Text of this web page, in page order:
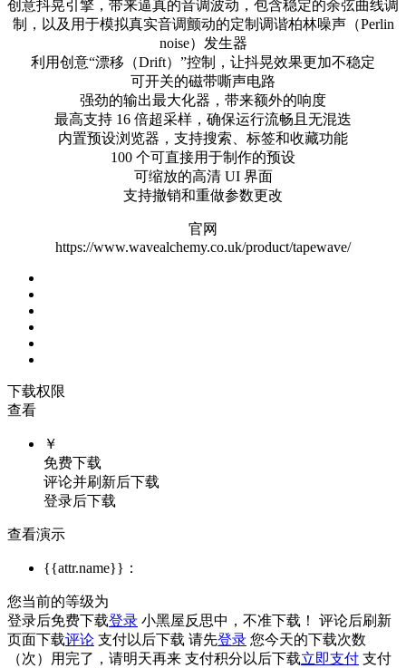
创意抖晃引擎，带来逼真的音调波动，包含稳定的余弦曲线调
制，以及用于模拟真实音调颤动的定制调谐柏林噪声（Perlin
noise）发生器
利用创意“漂移（Drift）”控制，让抖晃效果更加不稳定
可开关的磁带嘶声电路
强劲的输出最大化器，带来额外的响度
最高支持 16 倍超采样，确保运行流畅且无混迭
内置预设浏览器，支持搜索、标签和收藏功能
100 个可直接用于制作的预设
可缩放的高清 UI 界面
支持撤销和重做参数更改
官网
https://www.wavealchemy.co.uk/product/tapewave/
下载权限
查看
￥
免费下载
评论并刷新后下载
登录后下载
查看演示
{{attr.name}}：
您当前的等级为
登录后免费下载登录 小黑屋反思中，不准下载！ 评论后刷新
页面下载评论 支付以后下载 请先登录 您今天的下载次数
（次）用完了，请明天再来 支付积分 以后下载立即支付 支付